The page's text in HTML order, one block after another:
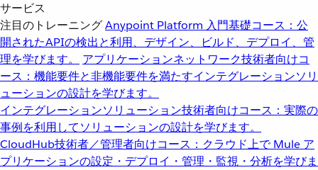
サービス
注目のトレーニングAnypoint Platform 入門基礎コース：公
開されたAPIの検出と利用、デザイン、ビルド、デプロイ、管
理を学びます。
アプリケーションネットワーク技術者向けコ
ース：機能要件と非機能要件を満たすインテグレーションソリ
ューションの設計を学びます。
インテグレーションソリューション技術者向けコース：実際の
事例を利用してソリューションの設計を学びます。
CloudHub技術者／管理者向けコース：クラウド上で Mule ア
プリケーションの設定・デプロイ・管理・監視・分析を学びま